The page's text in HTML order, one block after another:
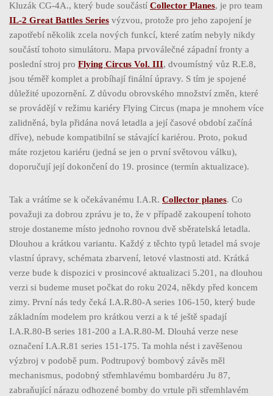
Kluzák CG-4A., který bude součástí Collector Planes, je pro team
IL-2 Great Battles Series výzvou, protože pro jeho zapojení je
zapotřebí několik zcela nových funkcí, které zatím nebyly nikdy
součástí tohoto simulátoru. Mapa prvoválečné západní fronty a
poslední stroj pro Flying Circus Vol. III, dvoumístný vůz R.E.8,
jsou téměř komplet a probíhají finální úpravy. S tím je spojené
důležité upozornění. Z důvodu obrovského množství změn, které
se provádějí v režimu kariéry Flying Circus (mapa je mnohem více
zalidněná, byla přidána nová letadla a její časové období začíná
dříve), nebude kompatibilní se stávající kariérou. Proto, pokud
máte rozjetou kariéru (jedná se jen o první světovou válku),
doporučují její dokončení do 19. prosince (termín aktualizace).
Tak a vrátíme se k očekávanému I.A.R. Collector planes. Co
považuji za dobrou zprávu je to, že v případě zakoupení tohoto
stroje dostaneme místo jednoho rovnou dvě sběratelská letadla.
Dlouhou a krátkou variantu. Každý z těchto typů letadel má svoje
vlastní úpravy, schémata zbarvení, letové vlastnosti atd. Krátká
verze bude k dispozici v prosincové aktualizaci 5.201, na dlouhou
verzi si budeme muset počkat do roku 2024, někdy před koncem
zimy. První nás tedy čeká I.A.R.80-A series 106-150, který bude
základním modelem pro krátkou verzi a k té ještě spadají
I.A.R.80-B series 181-200 a I.A.R.80-M. Dlouhá verze nese
označení I.A.R.81 series 151-175. Ta mohla nést i zavěšenou
výzbroj v podobě pum. Podtrupový bombový závěs měl
mechanismus, podobný střemhlavému bombardéru Ju 87,
zabraňující nárazu odhozené bomby do vrtule při střemhlavém